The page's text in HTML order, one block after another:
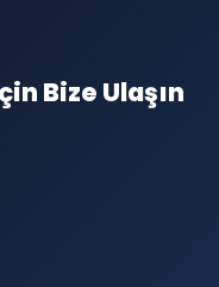
Bize Ulaşın